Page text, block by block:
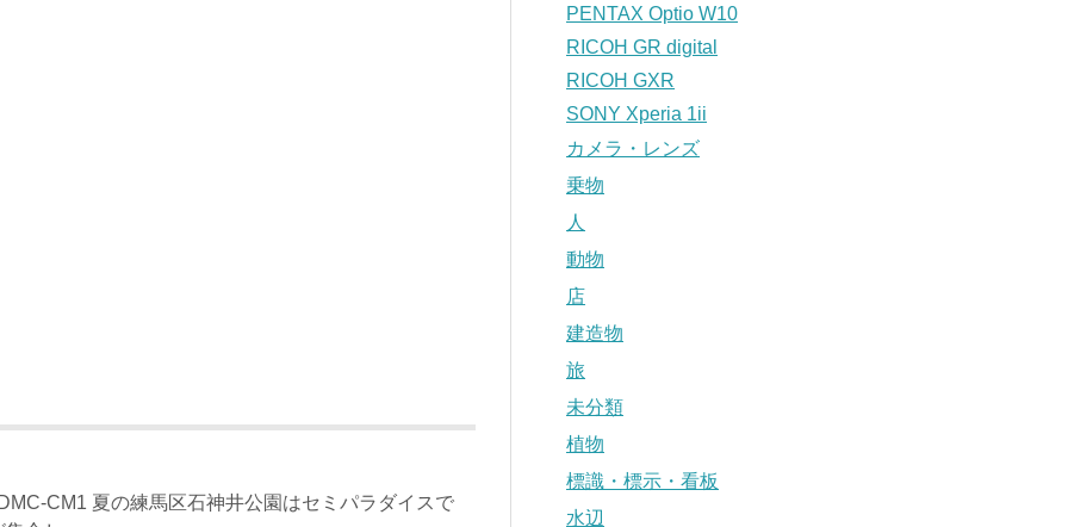
CM1 夏の練馬区石神井公園はセミパラダイスで
PENTAX Optio W10
RICOH GR digital
RICOH GXR
SONY Xperia 1ii
カメラ・レンズ
乗物
人
動物
店
建造物
旅
未分類
植物
標識・標示・看板
水辺